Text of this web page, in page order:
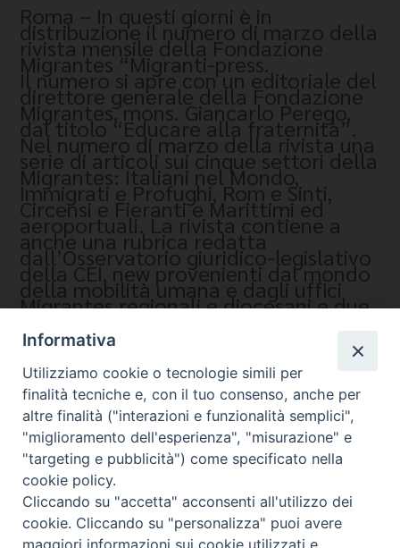
Roma – In questi giorni è in
distribuzione il numero di marzo della
rivista mensile della Fondazione
Migrantes “Migranti-press.
Il numero si apre con un editoriale del
direttore generale della Fondazione
Migrantes, mons. Giancarlo Perego,
dal titolo “Educare alla fraternità”.
Nel numero di marzo della rivista una
serie di articoli sui cinque settori della
Migrantes: Italiani nel Mondo,
Immigrati e Profughi, Rom e Sinti,
Circensi e Fieranti e Marittimi ed
aeroportuali. La rivista contiene a
anche una rubrica redatta
dall’Osservatorio giuridico-legislativo
della CEI, new provenienti dal mondo
della mobilità umana e dagli uffici
Migrantes regionali e diocesani e due
librarie.
Migrantes Online
Informativa
Utilizziamo cookie o tecnologie simili per
finalità tecniche e, con il tuo consenso, anche per
altre finalità ("interazioni e funzionalità semplici",
"miglioramento dell'esperienza", "misurazione" e
"targeting e pubblicità") come specificato nella
cookie policy.
Cliccando su "accetta" acconsenti all'utilizzo dei
cookie. Cliccando su "personalizza" puoi avere